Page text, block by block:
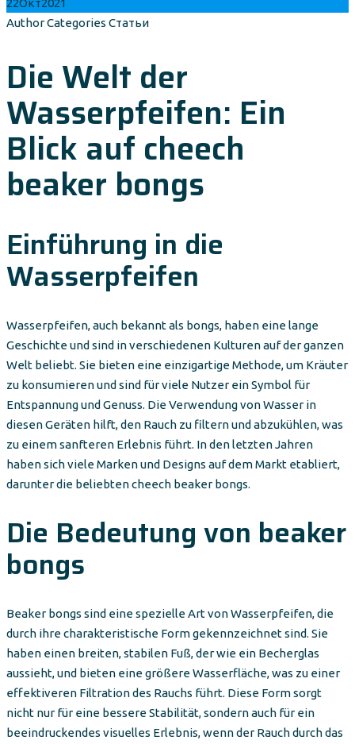
22Окт2021
AuthorCategories Статьи
Die Welt der
Wasserpfeifen: Ein
Blick auf cheech
beaker bongs
Einführung in die
Wasserpfeifen
Wasserpfeifen, auch bekannt als bongs, haben eine lange
Geschichte und sind in verschiedenen Kulturen auf der ganzen
Welt beliebt. Sie bieten eine einzigartige Methode, um Kräuter
zu konsumieren und sind für viele Nutzer ein Symbol für
Entspannung und Genuss. Die Verwendung von Wasser in
diesen Geräten hilft, den Rauch zu filtern und abzukühlen, was
zu einem sanfteren Erlebnis führt. In den letzten Jahren
haben sich viele Marken und Designs auf dem Markt etabliert,
darunter die beliebten cheech beaker bongs.
Die Bedeutung von beaker
bongs
Beaker bongs sind eine spezielle Art von Wasserpfeifen, die
durch ihre charakteristische Form gekennzeichnet sind. Sie
haben einen breiten, stabilen Fuß, der wie ein Becherglas
aussieht, und bieten eine größere Wasserfläche, was zu einer
effektiveren Filtration des Rauchs führt. Diese Form sorgt
nicht nur für eine bessere Stabilität, sondern auch für ein
beeindruckendes visuelles Erlebnis, wenn der Rauch durch das